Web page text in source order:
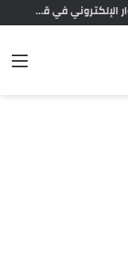
حسن السريري